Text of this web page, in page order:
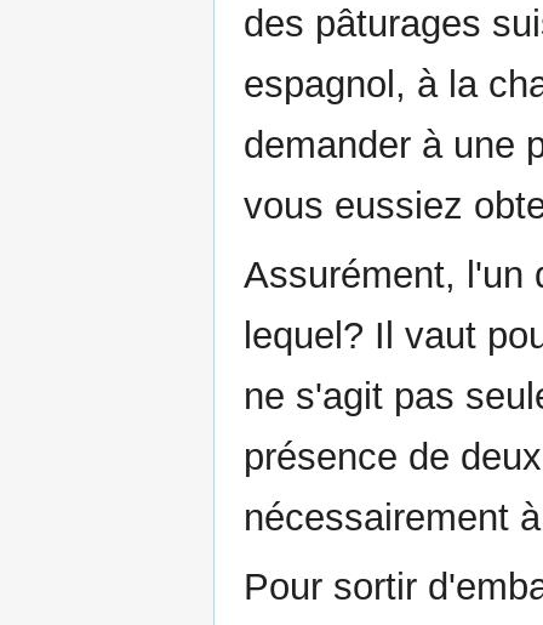
des pâturages
espagnol, à la
demander à une
vous eussiez
Assurément, l'un
lequel? Il vaut
ne s'agit pas
présence de
nécessairement
Pour sortir